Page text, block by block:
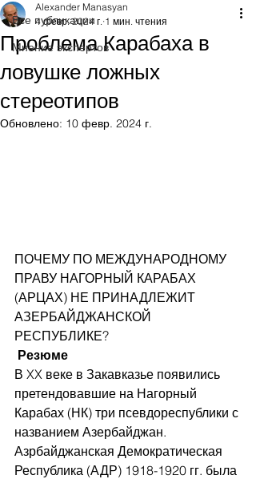
Все публикации
Мнение экспертов
Проблема Карабаха в
ловушке ложных
стереотипов
Alexander Manasyan
4 февр. 2024 г. 1 мин. чтения
Обновлено: 10 февр. 2024 г.
ПОЧЕМУ ПО МЕЖДУНАРОДНОМУ
ПРАВУ НАГОРНЫЙ КАРАБАХ
(АРЦАХ) НЕ ПРИНАДЛЕЖИТ
АЗЕРБАЙДЖАНСКОЙ
РЕСПУБЛИКЕ?
Резюме
В XX веке в Закавказье появились
претендовавшие на Нагорный
Карабах (НК) три псевдореспублики с
названием Азербайджан.
Азрбайджанская Демократическая
Республика (АДР) 1918-1920 гг. была